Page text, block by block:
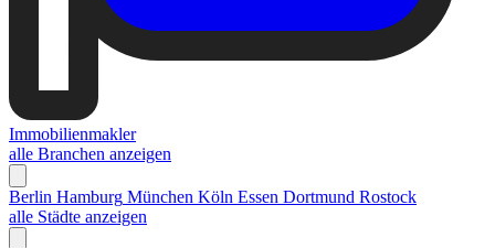
Immobilienmakler
alle Branchen anzeigen
Berlin Hamburg München Köln Essen Dortmund Rostock
alle Städte anzeigen